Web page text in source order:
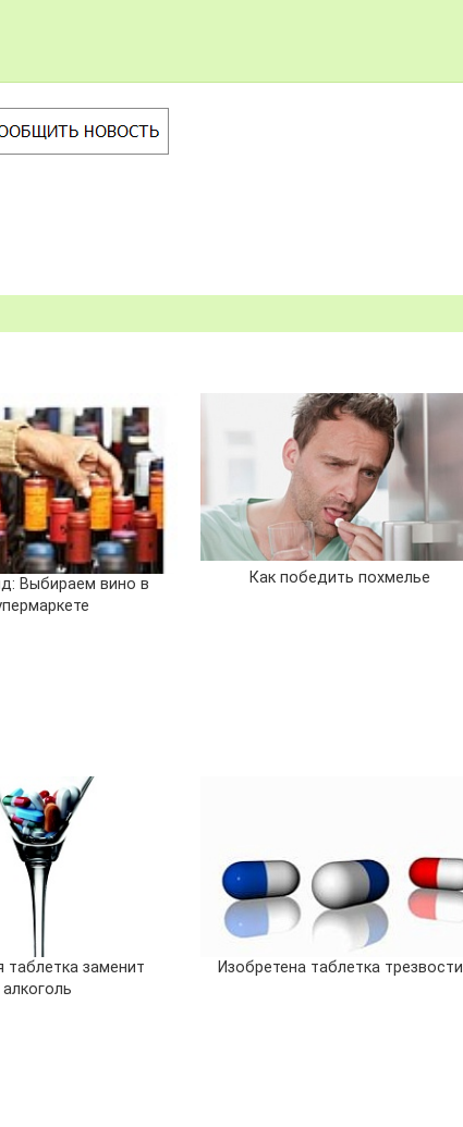
Выбираем вино в
Как победить похмелье
таблетка заменит
алкоголь
Изобретена таблетка трезвости